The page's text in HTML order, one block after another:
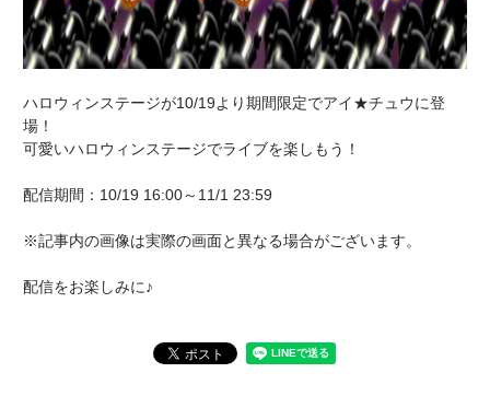
ハロウィンステージが10/19より期間限定でアイ★チュウに登
場！
可愛いハロウィンステージでライブを楽しもう！
配信期間：10/19 16:00～11/1 23:59
※記事内の画像は実際の画面と異なる場合がございます。
配信をお楽しみに♪